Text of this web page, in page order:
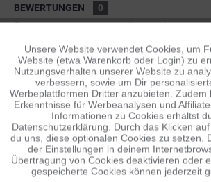
BEWERTUNGEN
0
Bewertungen lesen, schreiben und
ÄHNLICHE ARTIKEL
Diese Artikel sind dem Produkt ähnlich ...
Persönliche Empfehlungen
Funktionale
Tracking
Personalisierung
Service
Unsere Website verwendet Cookies, um
Website (etwa Warenkorb oder Login) zu
Nutzungsverhalten unserer Website zu
verbessern, sowie um Dir
Werbeplattformen Dritter anzubieten. Zudem
Erkenntnisse für Werbeanalysen und
Informationen zu Cookies erhältst
Datenschutzerklärung. Durch das Klicken
du uns, diese optionalen Cookies zu setzen.
der Einstellungen in deinem
Übertragung von Cookies deaktivieren oder
gespeicherte Cookies können jederzeit